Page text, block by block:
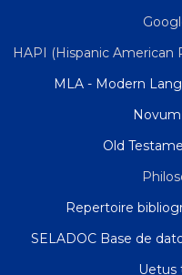
HAPI (Hispanic American
MLA - Modern
Old
Repertoire
SELADOC Base de
Uetus